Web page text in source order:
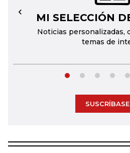
MI SELECCIÓN
Noticias personalizadas,
temas de
←